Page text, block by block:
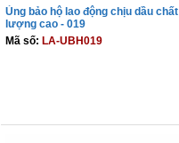
Ủng bảo hộ lao động chịu dầu chất
lượng cao - 019
Mã số: LA-UBH019